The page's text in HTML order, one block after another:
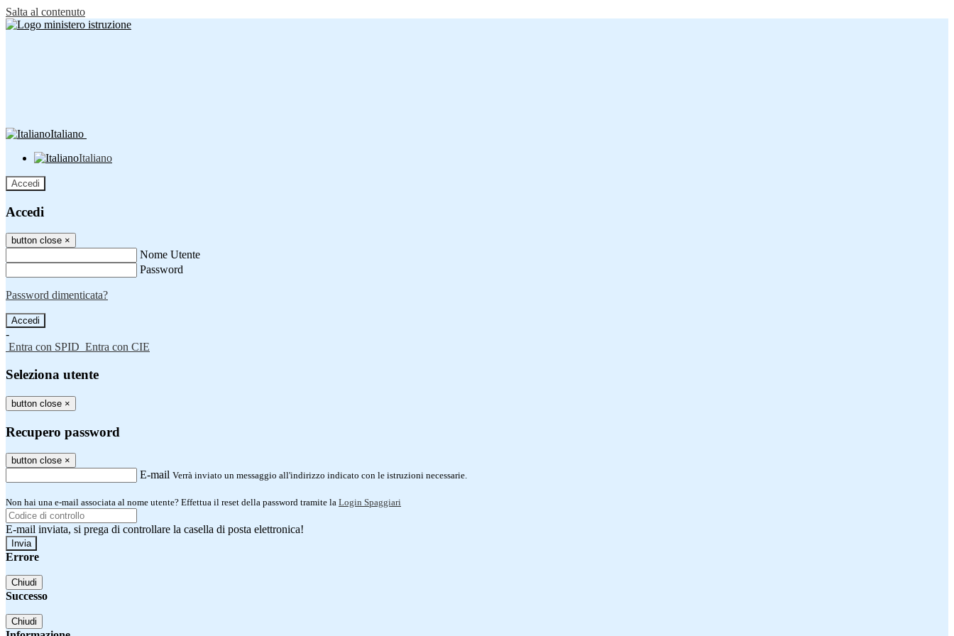
Salta al contenuto
Italiano
Italiano
Accedi
Accedi
button close ×
Nome Utente
Password
Password dimenticata?
-
Entra con SPID Entra con CIE
Seleziona utente
button close ×
Recupero password
button close ×
E-mail Verrà inviato un messaggio all'indirizzo indicato con le istruzioni necessarie.
Non hai una e-mail associata al nome utente? Effettua il reset della password tramite la Login Spaggiari
E-mail inviata, si prega di controllare la casella di posta elettronica!
Errore
Chiudi
Successo
Chiudi